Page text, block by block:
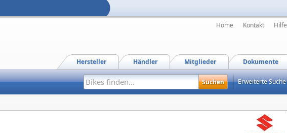
Home Kontakt Hilfe
Dokumente
Mitglieder
Händler
Hersteller
Erweiterte Suche